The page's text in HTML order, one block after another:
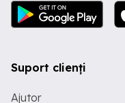
Suport clienți
Ajutor